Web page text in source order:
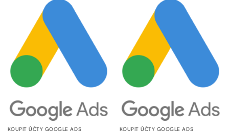
KOUPIT ÚČTY GOOGLE ADS KOUPIT ÚČTY GOOGLE ADS